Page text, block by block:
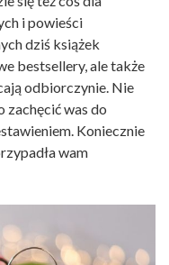
i powieści
dziś książek
bestsellery, ale także
odbiorczynie. Nie
zachęcić was do
Koniecznie
wam